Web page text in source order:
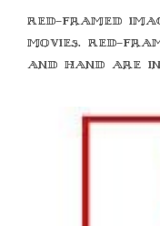
Red-framed
movies. Red-
and hand are